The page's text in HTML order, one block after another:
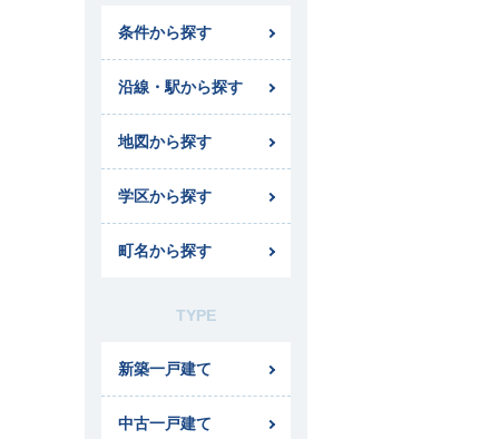
条件から探す
沿線・駅から探す
地図から探す
学区から探す
町名から探す
TYPE
新築一戸建て
中古一戸建て